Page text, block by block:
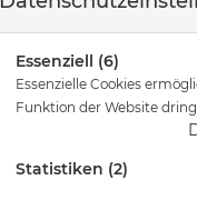
Wassersport
Essenziell (6)
Essenzielle Cookies
Funktion der Website
Statistiken (2)